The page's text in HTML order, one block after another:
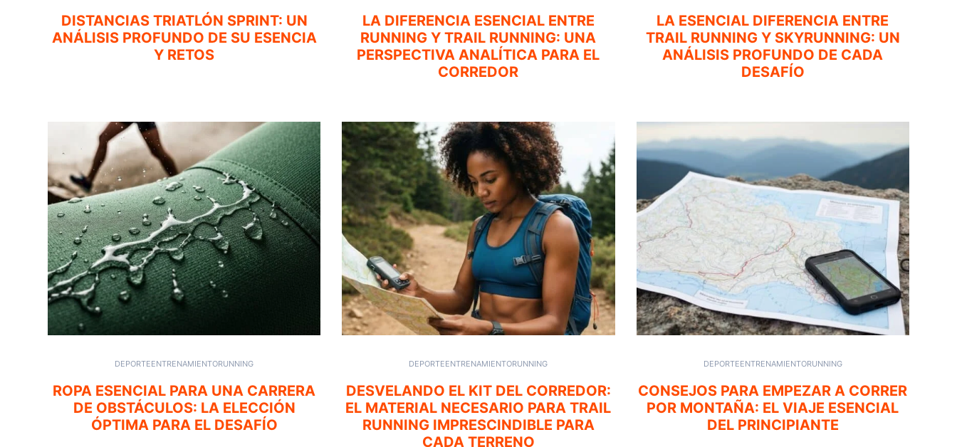
DISTANCIAS TRIATLÓN SPRINT: UN
ANÁLISIS PROFUNDO DE SU ESENCIA
Y RETOS
LA DIFERENCIA ESENCIAL ENTRE
RUNNING Y TRAIL RUNNING: UNA
PERSPECTIVA ANALÍTICA PARA EL
CORREDOR
LA ESENCIAL DIFERENCIA ENTRE
TRAIL RUNNING Y SKYRUNNING: UN
ANÁLISIS PROFUNDO DE CADA
DESAFÍO
DEPORTEENTRENAMIENTORUNNING
ROPA ESENCIAL PARA UNA CARRERA
DE OBSTÁCULOS: LA ELECCIÓN
ÓPTIMA PARA EL DESAFÍO
DEPORTEENTRENAMIENTORUNNING
DESVELANDO EL KIT DEL CORREDOR:
EL MATERIAL NECESARIO PARA TRAIL
RUNNING IMPRESCINDIBLE PARA
CADA TERRENO
DEPORTEENTRENAMIENTORUNNING
CONSEJOS PARA EMPEZAR A CORRER
POR MONTAÑA: EL VIAJE ESENCIAL
DEL PRINCIPIANTE